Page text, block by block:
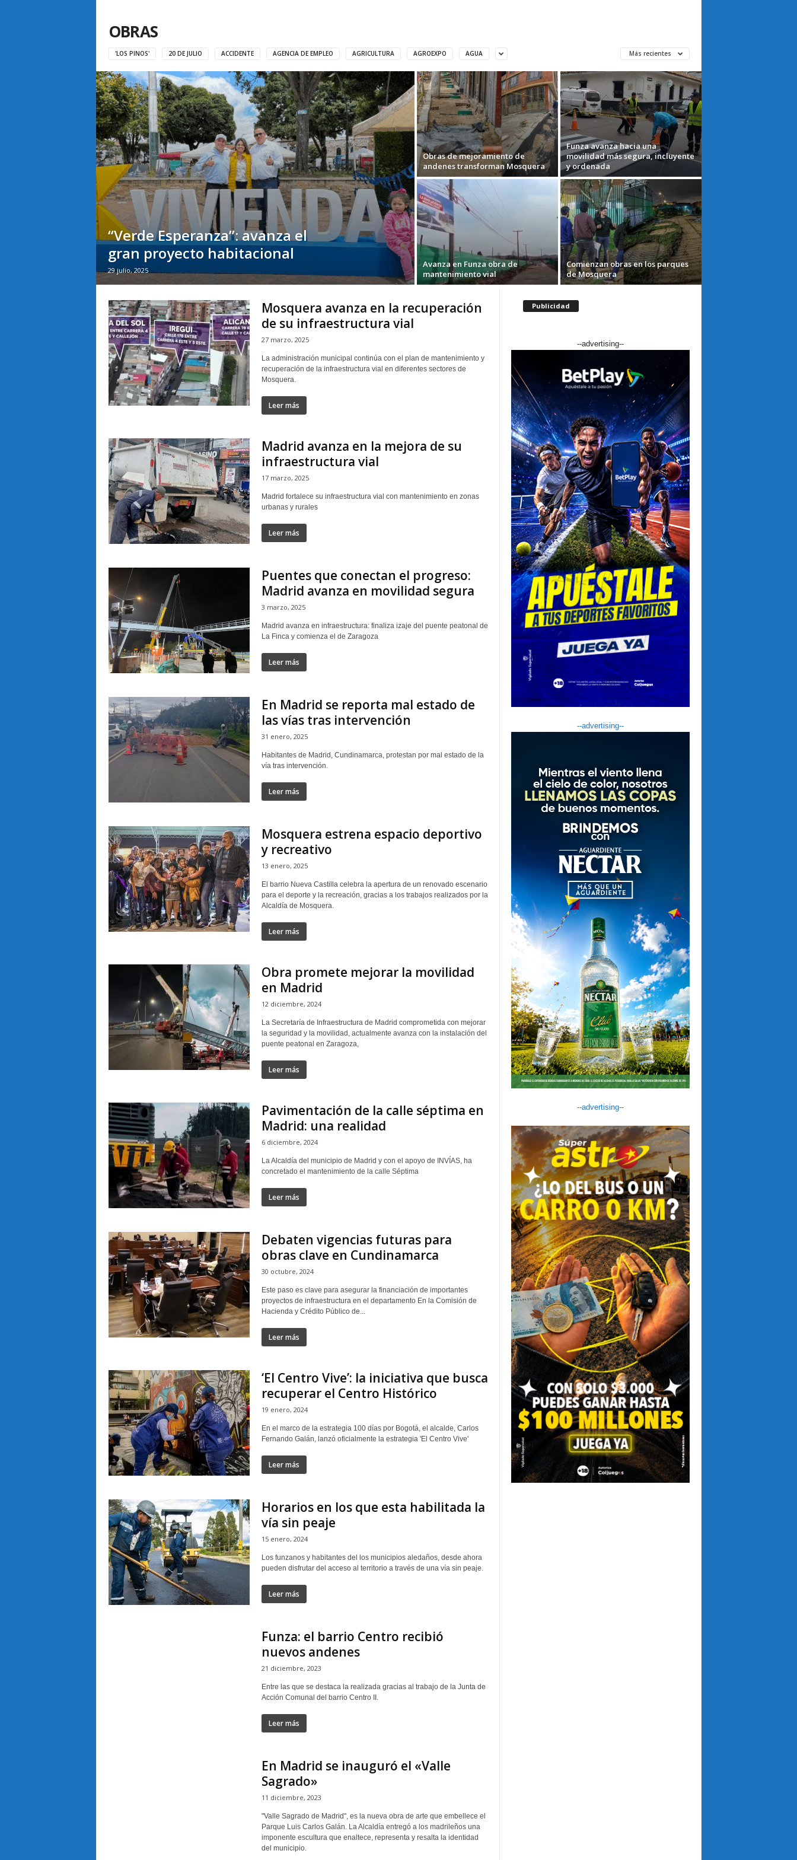
OBRAS
'LOS PINOS' 20 DE JULIO ACCIDENTE AGENCIA DE EMPLEO AGRICULTURA AGROEXPO AGUA Más recientes
“Verde Esperanza”: avanza el
gran proyecto habitacional
29 julio, 2025
Obras de mejoramiento de
andenes transforman Mosquera
Funza avanza hacia una
movilidad más segura, incluyente
y ordenada
Avanza en Funza obra de
mantenimiento vial
Comienzan obras en los parques
de Mosquera
Mosquera avanza en la recuperación
de su infraestructura vial
27 marzo, 2025
La administración municipal continúa con el plan de mantenimiento y
recuperación de la infraestructura vial en diferentes sectores de
Mosquera.
Leer más
Madrid avanza en la mejora de su
infraestructura vial
17 marzo, 2025
Madrid fortalece su infraestructura vial con mantenimiento en zonas
urbanas y rurales
Leer más
Puentes que conectan el progreso:
Madrid avanza en movilidad segura
3 marzo, 2025
Madrid avanza en infraestructura: finaliza izaje del puente peatonal de
La Finca y comienza el de Zaragoza
Leer más
En Madrid se reporta mal estado de
las vías tras intervención
31 enero, 2025
Habitantes de Madrid, Cundinamarca, protestan por mal estado de la
vía tras intervención.
Leer más
Mosquera estrena espacio deportivo
y recreativo
13 enero, 2025
El barrio Nueva Castilla celebra la apertura de un renovado escenario
para el deporte y la recreación, gracias a los trabajos realizados por la
Alcaldía de Mosquera.
Leer más
Obra promete mejorar la movilidad
en Madrid
12 diciembre, 2024
La Secretaría de Infraestructura de Madrid comprometida con mejorar
la seguridad y la movilidad, actualmente avanza con la instalación del
puente peatonal en Zaragoza,
Leer más
Pavimentación de la calle séptima en
Madrid: una realidad
6 diciembre, 2024
La Alcaldía del municipio de Madrid y con el apoyo de INVÍAS, ha
concretado el mantenimiento de la calle Séptima
Leer más
Debaten vigencias futuras para
obras clave en Cundinamarca
30 octubre, 2024
Este paso es clave para asegurar la financiación de importantes
proyectos de infraestructura en el departamento En la Comisión de
Hacienda y Crédito Público de...
Leer más
‘El Centro Vive’: la iniciativa que busca
recuperar el Centro Histórico
19 enero, 2024
En el marco de la estrategia 100 días por Bogotá, el alcalde, Carlos
Fernando Galán, lanzó oficialmente la estrategia 'El Centro Vive'
Leer más
Horarios en los que esta habilitada la
vía sin peaje
15 enero, 2024
Los funzanos y habitantes del los municipios aledaños, desde ahora
pueden disfrutar del acceso al territorio a través de una vía sin peaje.
Leer más
Funza: el barrio Centro recibió
nuevos andenes
21 diciembre, 2023
Entre las que se destaca la realizada gracias al trabajo de la Junta de
Acción Comunal del barrio Centro II.
Leer más
En Madrid se inauguró el «Valle
Sagrado»
11 diciembre, 2023
"Valle Sagrado de Madrid", es la nueva obra de arte que embellece el
Parque Luis Carlos Galán. La Alcaldía entregó a los madrileños una
imponente escultura que enaltece, representa y resalta la identidad
del municipio.
Publicidad
--advertising--
--advertising--
--advertising--